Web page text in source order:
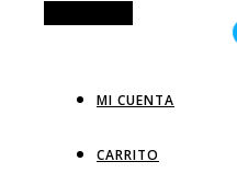
MI CUENTA
CARRITO